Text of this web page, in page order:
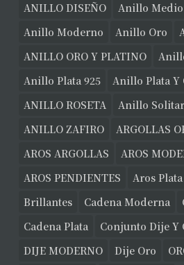
ANILLO DISEÑO
Anillo
Anillo Moderno
Anillo Oro
ANILLO ORO Y PLATINO
Anillo Plata 925
Anillo Plata Y
ANILLO ROSETA
Anillo
ANILLO ZAFIRO
ARGOLLAS
AROS ARGOLLAS
AROS
AROS PENDIENTES
Aros Plata
Brillantes
Cadena Moderna
Cadena Plata
Conjunto Dije Y
DIJE MODERNO
Dije Oro